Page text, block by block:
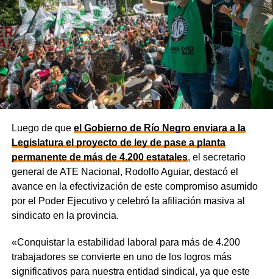
efectos del cambio climático;y otro de 60 millones de
dólares para equipamiento y modernización de los
hospitales.
El gobernador está acompañado por el ministro de
Desarrollo Económico y Productivo, Carlos Banacloy; el
ministro de Salud, Demetrio Thalasselis; el ministro de
Hacienda, Gabriel Sánchez y el director ejecutivo de la
Financiamiento Externo (UPCEFE), Martín Camiña.
Luego de que el Gobierno de Río Negro enviara a la
Legislatura el proyecto de ley de pase a planta
permanente de más de 4.200 estatales, el secretario
general de ATE Nacional, Rodolfo Aguiar, destacó el
avance en la efectivización de este compromiso asumido
por el Poder Ejecutivo y celebró la afiliación masiva al
sindicato en la provincia.
«Conquistar la estabilidad laboral para más de 4.200
trabajadores se convierte en uno de los logros más
significativos para nuestra entidad sindical, ya que este